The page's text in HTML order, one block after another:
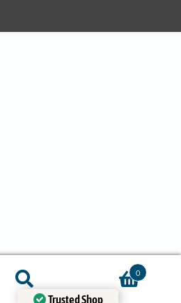
0
Trusted Shop